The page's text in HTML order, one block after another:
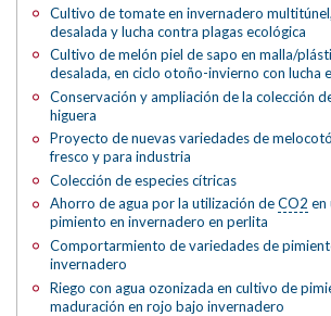
Cultivo de tomate en invernadero
desalada y lucha contra plagas ecológica
Cultivo de melón piel de sapo en malla/
desalada, en ciclo otoño-invierno con lucha
Conservación y ampliación de la colección
higuera
Proyecto de nuevas variedades de
fresco y para industria
Colección de especies cítricas
Ahorro de agua por la utilización deCO2 en
pimiento en invernadero en perlita
Comportarmiento de variedades de
invernadero
Riego con agua ozonizada en cultivo de
maduración en rojo bajo invernadero